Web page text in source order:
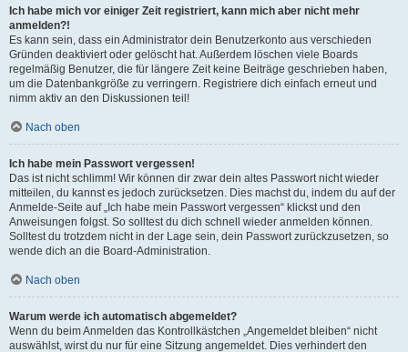
Ich habe mich vor einiger Zeit registriert, kann mich aber nicht mehr
anmelden?!
Es kann sein, dass ein Administrator dein Benutzerkonto aus verschieden
Gründen deaktiviert oder gelöscht hat. Außerdem löschen viele Boards
regelmäßig Benutzer, die für längere Zeit keine Beiträge geschrieben haben,
um die Datenbankgröße zu verringern. Registriere dich einfach erneut und
nimm aktiv an den Diskussionen teil!
Nach oben
Ich habe mein Passwort vergessen!
Das ist nicht schlimm! Wir können dir zwar dein altes Passwort nicht wieder
mitteilen, du kannst es jedoch zurücksetzen. Dies machst du, indem du auf der
Anmelde-Seite auf „Ich habe mein Passwort vergessen“ klickst und den
Anweisungen folgst. So solltest du dich schnell wieder anmelden können.
Solltest du trotzdem nicht in der Lage sein, dein Passwort zurückzusetzen, so
wende dich an die Board-Administration.
Nach oben
Warum werde ich automatisch abgemeldet?
Wenn du beim Anmelden das Kontrollkästchen „Angemeldet bleiben“ nicht
auswählst, wirst du nur für eine Sitzung angemeldet. Dies verhindert den